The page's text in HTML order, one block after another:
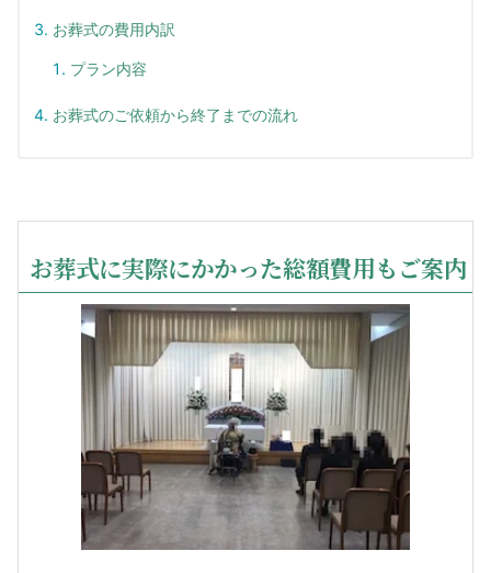
お葬式の費用内訳
プラン内容
お葬式のご依頼から終了までの流れ
お葬式に実際にかかった総額費用もご案内